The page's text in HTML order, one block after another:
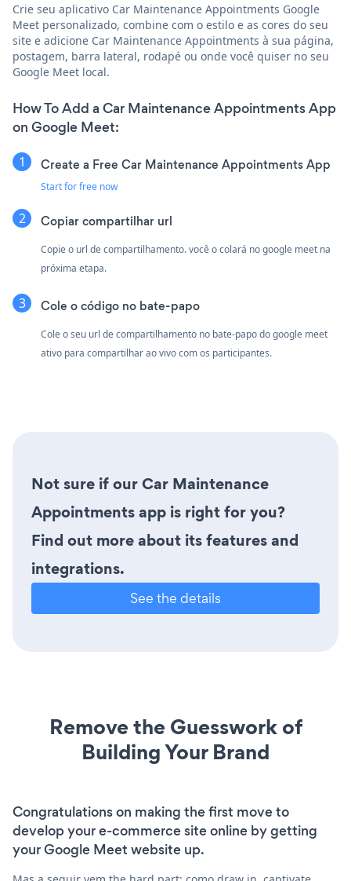
Crie seu aplicativo Car Maintenance Appointments Google
Meet personalizado, combine com o estilo e as cores do seu
site e adicione Car Maintenance Appointments à sua página,
postagem, barra lateral, rodapé ou onde você quiser no seu
Google Meet local.
How To Add a Car Maintenance Appointments App
on Google Meet:
Create a Free Car Maintenance Appointments App
Start for free now
Copiar compartilhar url
Copie o url de compartilhamento. você o colará no google meet na
próxima etapa.
Cole o código no bate-papo
Cole o seu url de compartilhamento no bate-papo do google meet
ativo para compartilhar ao vivo com os participantes.
Not sure if our Car Maintenance
Appointments app is right for you?
Find out more about its features and
integrations.
See the details
Remove the Guesswork of
Building Your Brand
Congratulations on making the first move to
develop your e-commerce site online by getting
your Google Meet website up.